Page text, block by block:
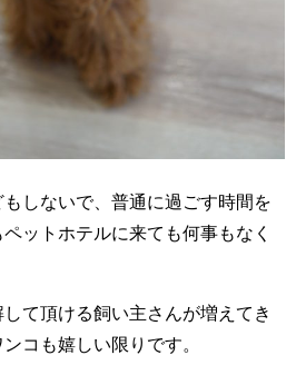
しないで、普通に過ごす時間を
ットホテルに来ても何事もなく
て頂ける飼い主さんが増えてき
コも嬉しい限りです。